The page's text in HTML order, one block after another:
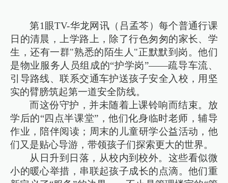
第1眼TV-华龙网讯（吕孟芩）每个普通行课
日的清晨，上学路上，除了行色匆匆的家长、学
生，还有一群"熟悉的陌生人"正默默到岗。他们
是物业服务人员组成的“护学岗”——疏导车流、
引导路线、联系交通车护送孩子安全入校，用坚
实的臂膀筑起第一道安全防线。
而这份守护，并未随着上课铃响而结束。放
学后的“四点半课堂”，他们化身临时老师，辅导
作业，陪伴阅读；周末的儿童研学公益活动，他
们又是贴心导游，带领孩子们探索更大的世界。
从日升到日落，从校内到校外。这些看似微
小的暖心举措，串联起孩子成长的点滴。他们重